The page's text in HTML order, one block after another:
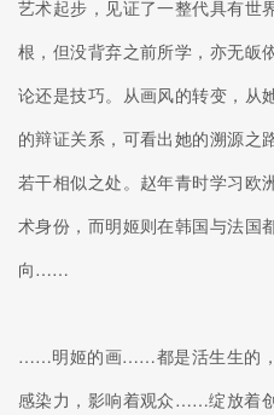
艺术起步，见证了一整代具有世
根，但没背弃之前所学，亦无皈
论还是技巧。从画风的转变，从
的辩证关系，可看出她的溯源之
若干相似之处。赵年青时学习欧
术身份，而明姬则在韩国与法国
向……
……明姬的画……都是活生生的，
感染力，影响着观众……绽放着